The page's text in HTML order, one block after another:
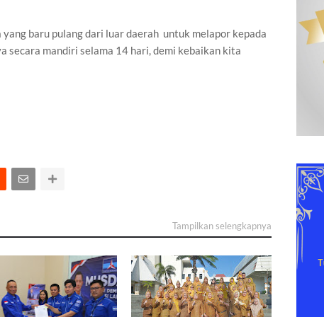
yang baru pulang dari luar daerah untuk melapor kepada
secara mandiri selama 14 hari, demi kebaikan kita
Tampilkan selengkapnya